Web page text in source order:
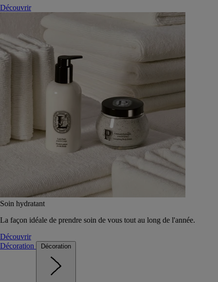
Découvrir
Soin hydratant
La façon idéale de prendre soin de vous tout au long de l'année.
Découvrir
Décoration
Décoration